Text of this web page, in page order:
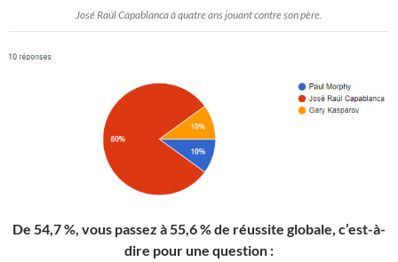
José Raúl Capablanca à quatre ans jouant contre son père.
De 54,7 %, vous passez à 55,6 % de réussite globale, c’est-à-
dire pour une question :